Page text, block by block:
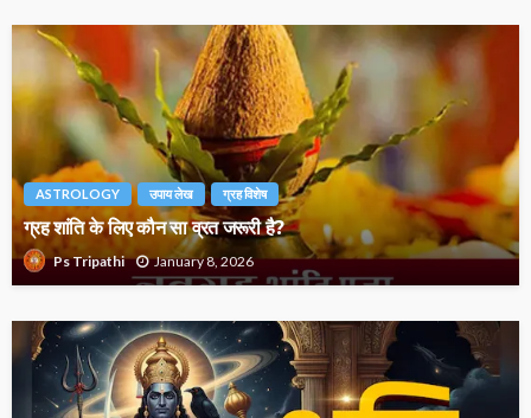
ASTROLOGY उपाय लेख ग्रह विशेष
ग्रह शांति के लिए कौन सा व्रत जरूरी है?
Ps Tripathi January 8, 2026